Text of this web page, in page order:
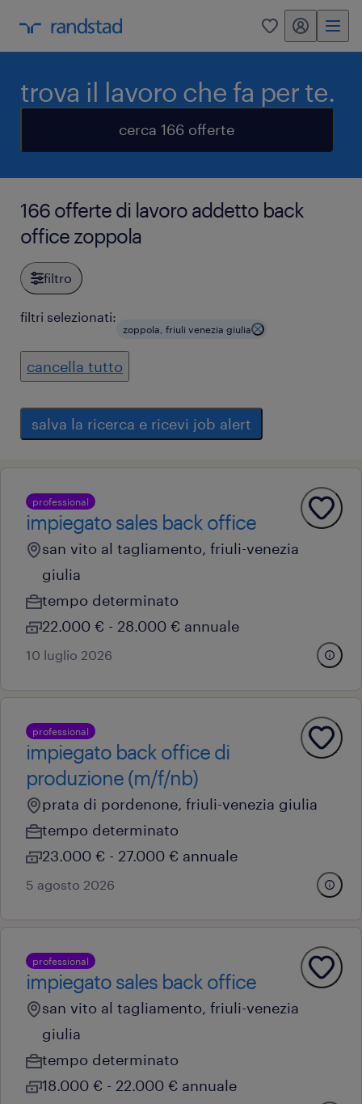
0 my randstad
trova il lavoro che fa per te.
cerca 166 offerte
166 offerte di lavoro addetto back
office zoppola
filtro
filtri selezionati:
zoppola, friuli venezia giulia
cancella tutto
salva la ricerca e ricevi job alert
professional
impiegato sales back office
san vito al tagliamento, friuli-venezia
giulia
tempo determinato
22.000 € - 28.000 € annuale
10 luglio 2026
professional
impiegato back office di
produzione (m/f/nb)
prata di pordenone, friuli-venezia giulia
tempo determinato
23.000 € - 27.000 € annuale
5 agosto 2026
professional
impiegato sales back office
san vito al tagliamento, friuli-venezia
giulia
tempo determinato
18.000 € - 22.000 € annuale